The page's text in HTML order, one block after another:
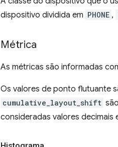
dispositivo dividida em PHONE ,
Métrica
As métricas são informadas
Os valores de ponto flutuante
cumulative_layout_shift
consideradas valores decimais